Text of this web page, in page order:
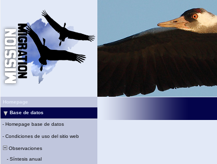
Homepage
Base de datos
- Homepage base de datos
- Condiciones de uso del sitio web
Observaciones
- Síntesis anual